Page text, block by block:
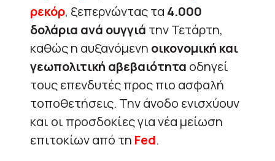
ρεκόρ, ξεπερνώντας τα 4.000
δολάρια ανά ουγγιά την Τετάρτη,
καθώς η αυξανόμενη οικονομική και
γεωπολιτική αβεβαιότητα οδηγεί
τους επενδυτές προς πιο ασφαλή
τοποθετήσεις. Την άνοδο ενισχύουν
και οι προσδοκίες για νέα μείωση
επιτοκίων από τη Fed.